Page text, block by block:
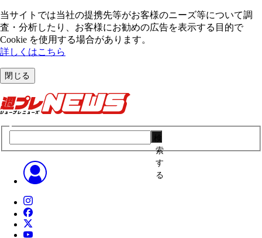
当サイトでは当社の提携先等がお客様のニーズ等について調
査・分析したり、お客様にお勧めの広告を表⽰する⽬的で
Cookie を使⽤する場合があります。
詳しくはこちら
閉じる
索
す
る